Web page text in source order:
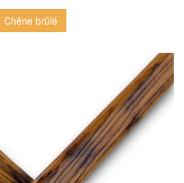
Chêne brûlé